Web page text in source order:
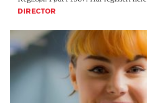
DIRECTOR